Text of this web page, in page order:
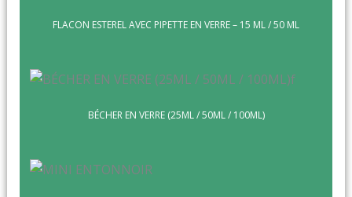
FLACON ESTEREL AVEC PIPETTE EN VERRE – 15 ML / 50 ML
BÉCHER EN VERRE (25ML / 50ML / 100ML)